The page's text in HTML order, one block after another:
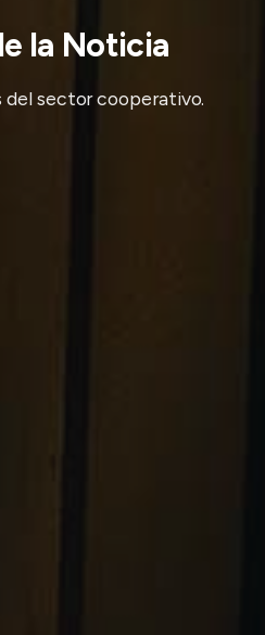
la Noticia
del sector cooperativo.